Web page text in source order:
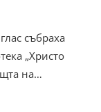
събраха
„Христо
на…